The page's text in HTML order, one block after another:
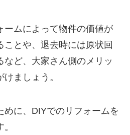
ームによって物件の価値が
ことや、退去時には原状回
など、大家さん側のメリッ
ましょう。
めに、DIYでのリフォームを